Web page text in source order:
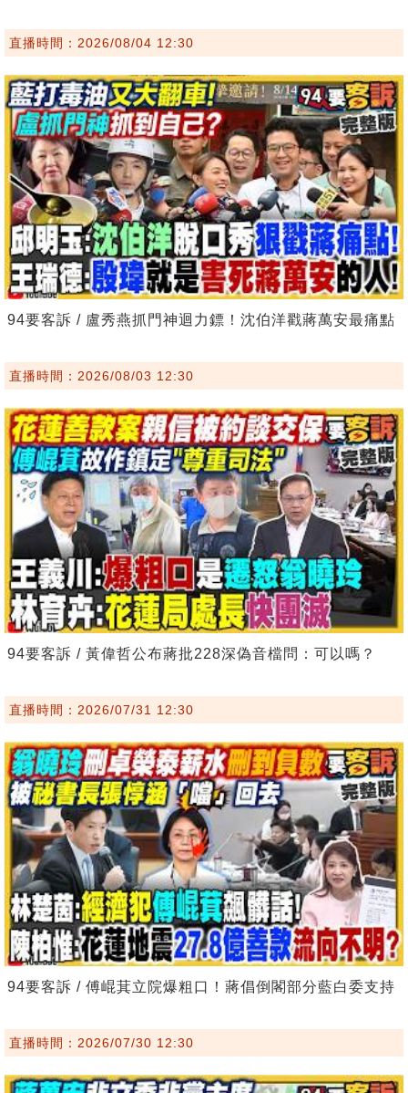
直播時間：2026/08/04 12:30
94要客訴 / 盧秀燕抓門神迴力鏢！沈伯洋戳蔣萬安最痛點
直播時間：2026/08/03 12:30
94要客訴 / 黃偉哲公布蔣批228深偽音檔問：可以嗎？
直播時間：2026/07/31 12:30
94要客訴 / 傅崐萁立院爆粗口！蔣倡倒閣部分藍白委支持
直播時間：2026/07/30 12:30